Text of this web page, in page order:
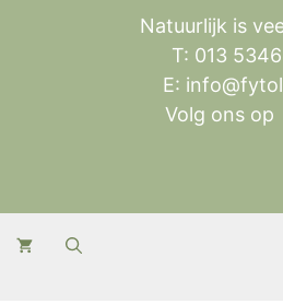
Natuurlijk is
T: 013
E:
Volg ons op